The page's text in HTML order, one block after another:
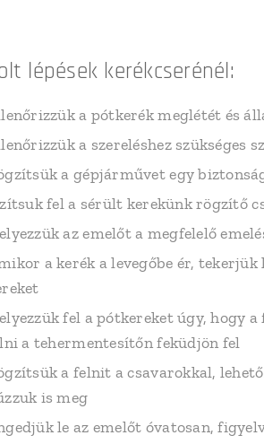
lépések kerékcserénél:
a pótkerék meglétét és
a szereléshez szükséges
a gépjárművet egy
fel a sérült kerekünk rögzítő
az emelőt a megfelelő
a kerék a levegőbe ér,
fel a pótkereket úgy, hogy
a tehermentesítőn feküdjön fel
a felnit a csavarokkal,
is meg
le az emelőt óvatosan,